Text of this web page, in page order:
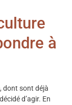
à
dont sont déjà
d’agir. En